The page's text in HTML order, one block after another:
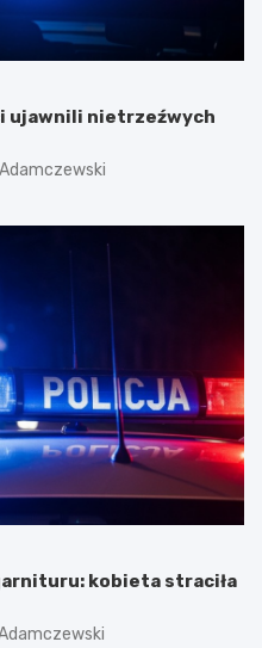
ujawnili nietrzeźwych
kobieta straciła